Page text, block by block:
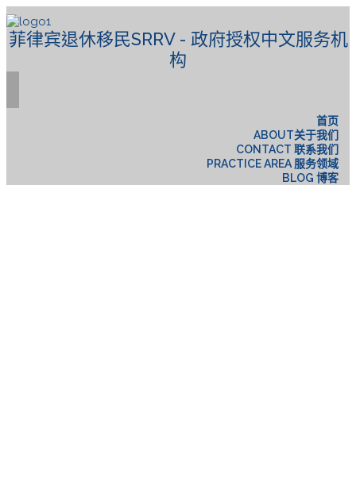
菲律宾退休移民SRRV - 政府授权中文服务机
构
首页
ABOUT关于我们
CONTACT 联系我们
PRACTICE AREA 服务领域
BLOG 博客